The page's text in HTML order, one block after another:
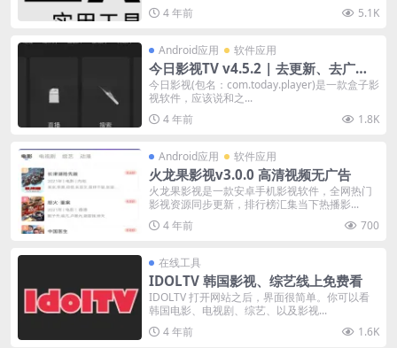
4 年前
5.1K
Android应用 软件应用
今日影视TV v4.5.2 | 去更新、去广告
版 支持TV、盒子、安卓
今日影视(包名：com.today.player)是一款盒子影
视软件，应该说和之...
4 年前
1.8K
Android应用 软件应用
火龙果影视v3.0.0 高清视频无广告
火龙果影视是一款安卓手机影视软件，全网热门
影视资源同步更新，排行榜汇集当下热播影...
4 年前
700
在线工具
IDOLTV 韩国影视、综艺线上免费看
IDOLTV 打开网站之后，界面很简单。你可以看
韩国电影、电视剧、综艺、以及影视...
4 年前
1.6K